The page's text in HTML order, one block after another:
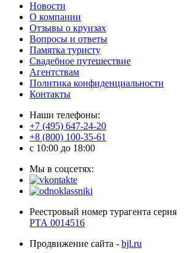
Новости
О компании
Отзывы о круизах
Вопросы и ответы
Памятка туристу
Свадебное путешествие
Агентствам
Политика конфиденциальности
Контакты
Наши телефоны:
+7 (495) 647-24-20
+8 (800) 100-35-61
c 10:00 до 18:00
Мы в соцсетях:
Реестровый номер турагента серия
РТА 0014516
Продвижение сайта - bjl.ru